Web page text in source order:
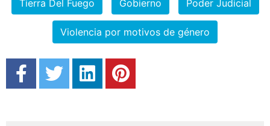
Tierra Del Fuego Gobierno Poder Judicial
Violencia por motivos de género